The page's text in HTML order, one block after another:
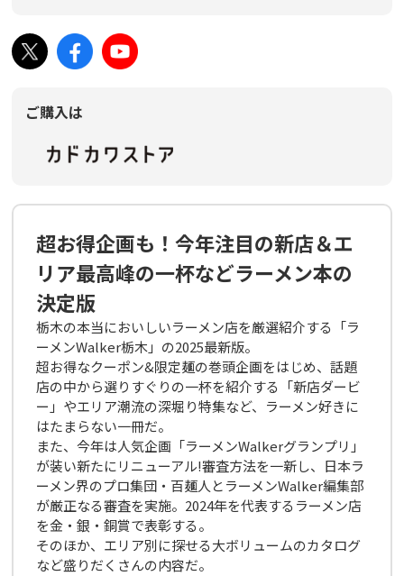
ご購入は
超お得企画も！今年注目の新店＆エ
リア最高峰の一杯などラーメン本の
決定版
栃木の本当においしいラーメン店を厳選紹介する「ラ
ーメンWalker栃木」の2025最新版。
超お得なクーポン&限定麺の巻頭企画をはじめ、話題
店の中から選りすぐりの一杯を紹介する「新店ダービ
ー」やエリア潮流の深堀り特集など、ラーメン好きに
はたまらない一冊だ。
また、今年は人気企画「ラーメンWalkerグランプリ」
が装い新たにリニューアル!審査方法を一新し、日本ラ
ーメン界のプロ集団・百麺人とラーメンWalker編集部
が厳正なる審査を実施。2024年を代表するラーメン店
を金・銀・銅賞で表彰する。
そのほか、エリア別に探せる大ボリュームのカタログ
など盛りだくさんの内容だ。